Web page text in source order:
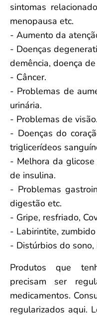
sintomas
menopausa etc.
- Aumento da
- Doenças
demência, doença
- Câncer.
- Problemas de
urinária.
- Problemas de visão.
- Doenças do
triglicerídeos
- Melhora da
de insulina.
- Problemas
digestão etc.
- Gripe, resfriado,
- Labirintite,
- Distúrbios do sono,
Produtos que
precisam ser
medicamentos.
regularizados aqui.